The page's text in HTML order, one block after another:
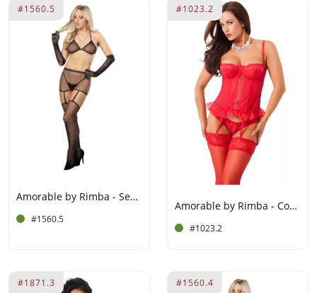
#1560.5
Amorable by Rimba - Sexy Visnetset met Strass - Zwart
#1560.5
#1023.2
Amorable by Rimba - Corset (3 delig) - Rood
#1023.2
#1871.3 #1560.4